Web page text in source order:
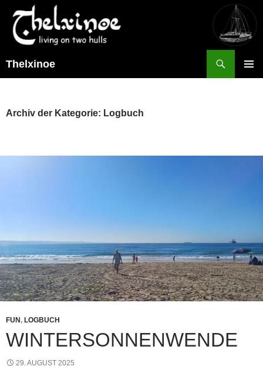
Thelxinoe
Archiv der Kategorie: Logbuch
FUN , LOGBUCH
WINTERSONNENWENDE
29. AUGUST 2025